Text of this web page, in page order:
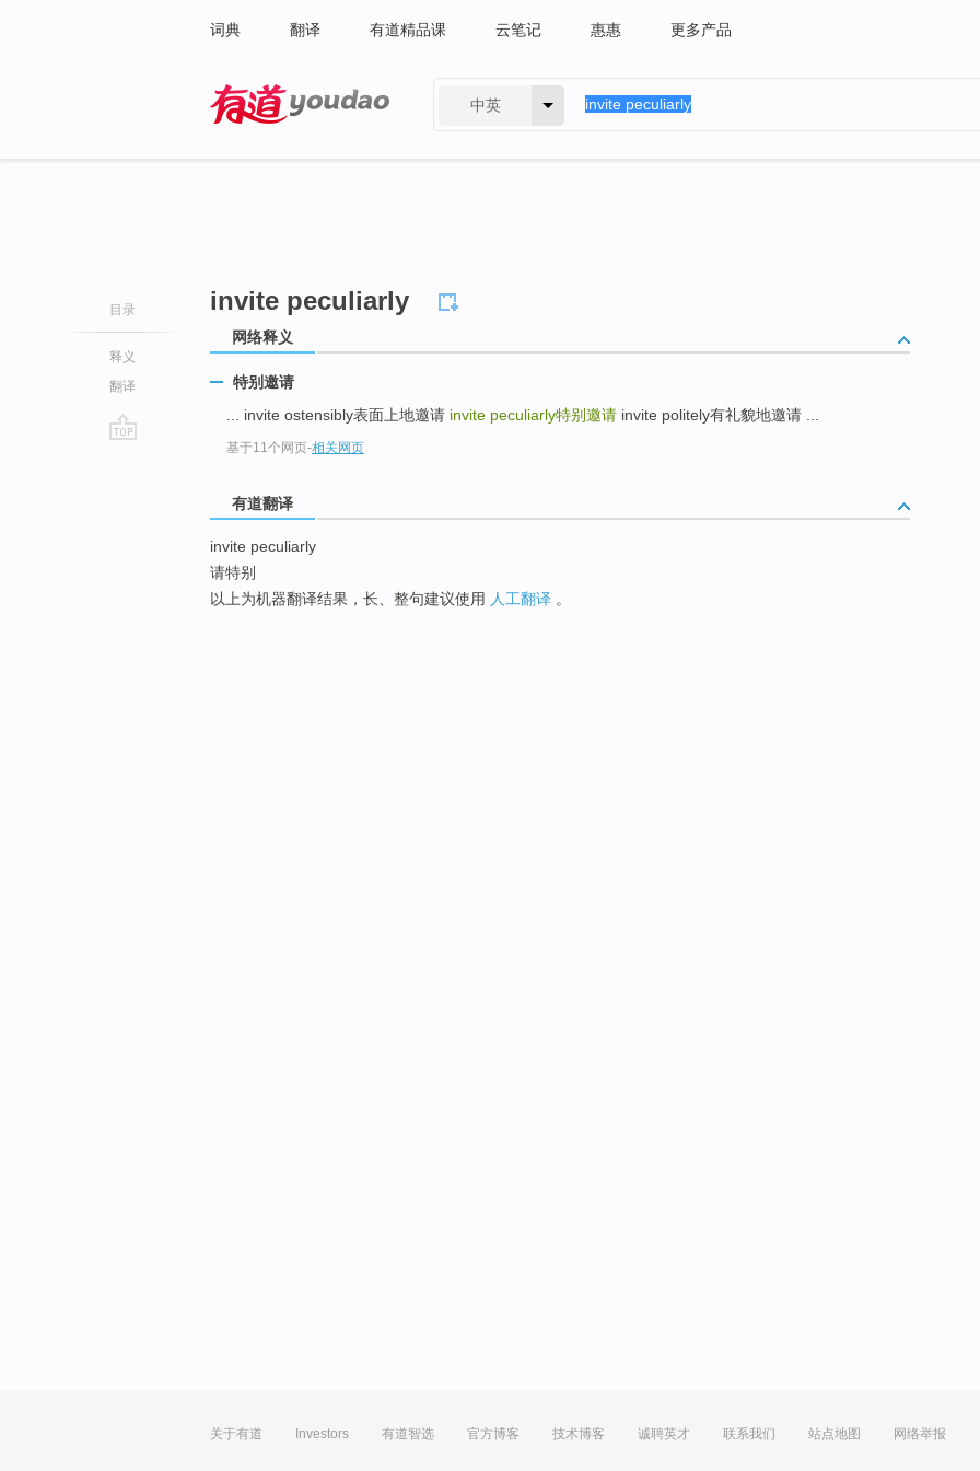
词典 翻译 有道精品课 云笔记 惠惠 更多产品
中英
目录
释义
翻译
invite peculiarly
网络释义
特别邀请
... invite ostensibly表面上地邀请 invite peculiarly特别邀请 invite politely有礼貌地邀请 ...
基于11个网页-相关网页
有道翻译
invite peculiarly
请特别
以上为机器翻译结果，长、整句建议使用 人工翻译 。
关于有道 Investors 有道智选 官方博客 技术博客 诚聘英才 联系我们 站点地图 网络举报